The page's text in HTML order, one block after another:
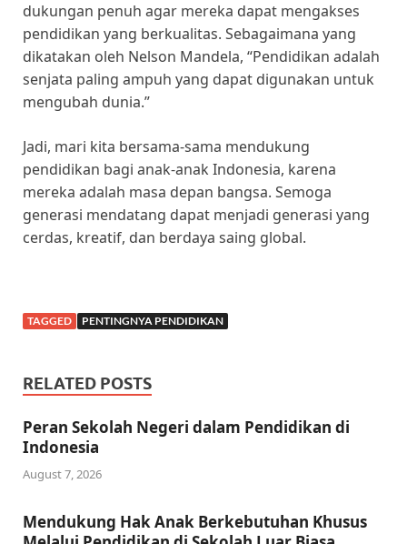
dukungan penuh agar mereka dapat mengakses
pendidikan yang berkualitas. Sebagaimana yang
dikatakan oleh Nelson Mandela, “Pendidikan adalah
senjata paling ampuh yang dapat digunakan untuk
mengubah dunia.”
Jadi, mari kita bersama-sama mendukung
pendidikan bagi anak-anak Indonesia, karena
mereka adalah masa depan bangsa. Semoga
generasi mendatang dapat menjadi generasi yang
cerdas, kreatif, dan berdaya saing global.
TAGGED PENTINGNYA PENDIDIKAN
RELATED POSTS
Peran Sekolah Negeri dalam Pendidikan di
Indonesia
August 7, 2026
Mendukung Hak Anak Berkebutuhan Khusus